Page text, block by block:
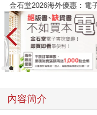
金石堂2026海外優惠：電
內容簡介